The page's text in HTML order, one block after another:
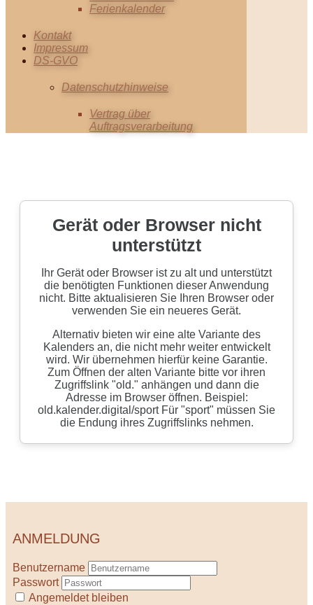
Ferienkalender
Kontakt
Impressum
DS-GVO
Datenschutzhinweise
Vertrag über
Auftragsverarbeitung
ANMELDUNG
Benutzername
Passwort
Angemeldet bleiben